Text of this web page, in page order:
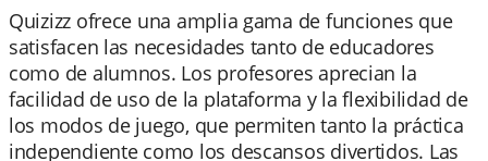
Quizizz ofrece una amplia gama de funciones que
satisfacen las necesidades tanto de educadores
como de alumnos. Los profesores aprecian la
facilidad de uso de la plataforma y la flexibilidad de
los modos de juego, que permiten tanto la práctica
independiente como los descansos divertidos. Las